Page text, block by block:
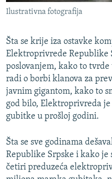
GENOCID U SREBRENICI
TV LIBERTY
POST SCRIPTUM
MOJA EVROPA
TRI DECENIJE OD RATA U BIH
SVE KARTE DEJTONA
NASTANAK I RASPAD JUGOSLAVIJE
PRATITE NAS
Sve RFE/RL stranice
Ilustrativna fotografija
Šta se krije iza ostavke
Elektroprivrede Republike
poslovanjem, kako to
radi o borbi klanova za
javnim gigantom, kako to
god bilo, Elektroprivreda
gubitke u prošloj godini.
Šta se sve godinama
Republike Srpske i kako je
četiri preduzeća